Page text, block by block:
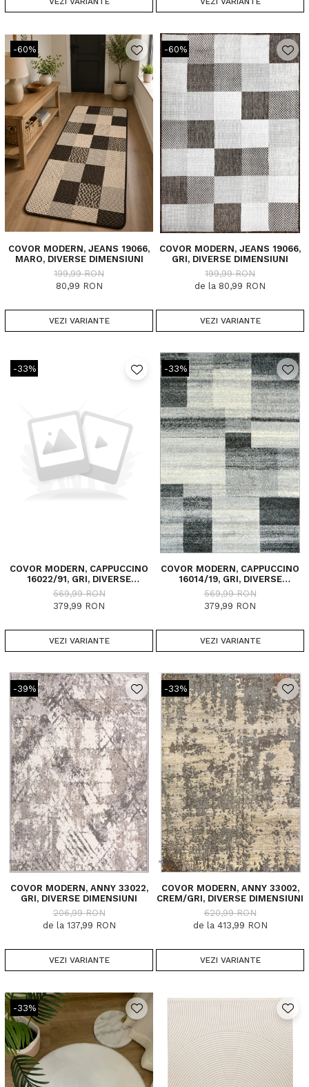
-60%
COVOR MODERN, JEANS 19066,
MARO, DIVERSE DIMENSIUNI
199,99 RON
80,99 RON
VEZI VARIANTE
-60%
COVOR MODERN, JEANS 19066,
GRI, DIVERSE DIMENSIUNI
199,99 RON
de la 80,99 RON
VEZI VARIANTE
-33%
COVOR MODERN, CAPPUCCINO
16022/91, GRI, DIVERSE
DIMENSIUNI, 1700 GR/MP
569,99 RON
379,99 RON
VEZI VARIANTE
-33%
COVOR MODERN, CAPPUCCINO
16014/19, GRI, DIVERSE
DIMENSIUNI, 1700 GR/MP
569,99 RON
379,99 RON
VEZI VARIANTE
-39%
COVOR MODERN, ANNY 33022,
GRI, DIVERSE DIMENSIUNI
206,99 RON
de la 137,99 RON
VEZI VARIANTE
-33%
COVOR MODERN, ANNY 33002,
CREM/GRI, DIVERSE DIMENSIUNI
620,99 RON
de la 413,99 RON
VEZI VARIANTE
-33%